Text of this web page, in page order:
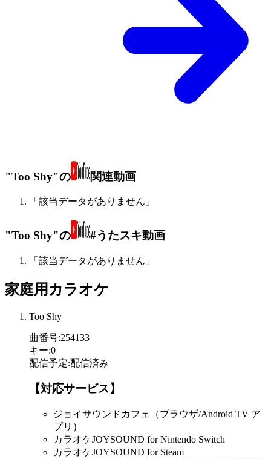
"Too Shy"の 関連動画
「該当データがありません」
"Too Shy"の #うたスキ動画
「該当データがありません」
家庭用カラオケ
Too Shy
曲番号:254133
キー:0
配信予定:配信済み
【対応サービス】
ジョイサウンドカフェ（ブラウザ/Android TV ア
プリ）
カラオケJOYSOUND for Nintendo Switch
カラオケJOYSOUND for Steam